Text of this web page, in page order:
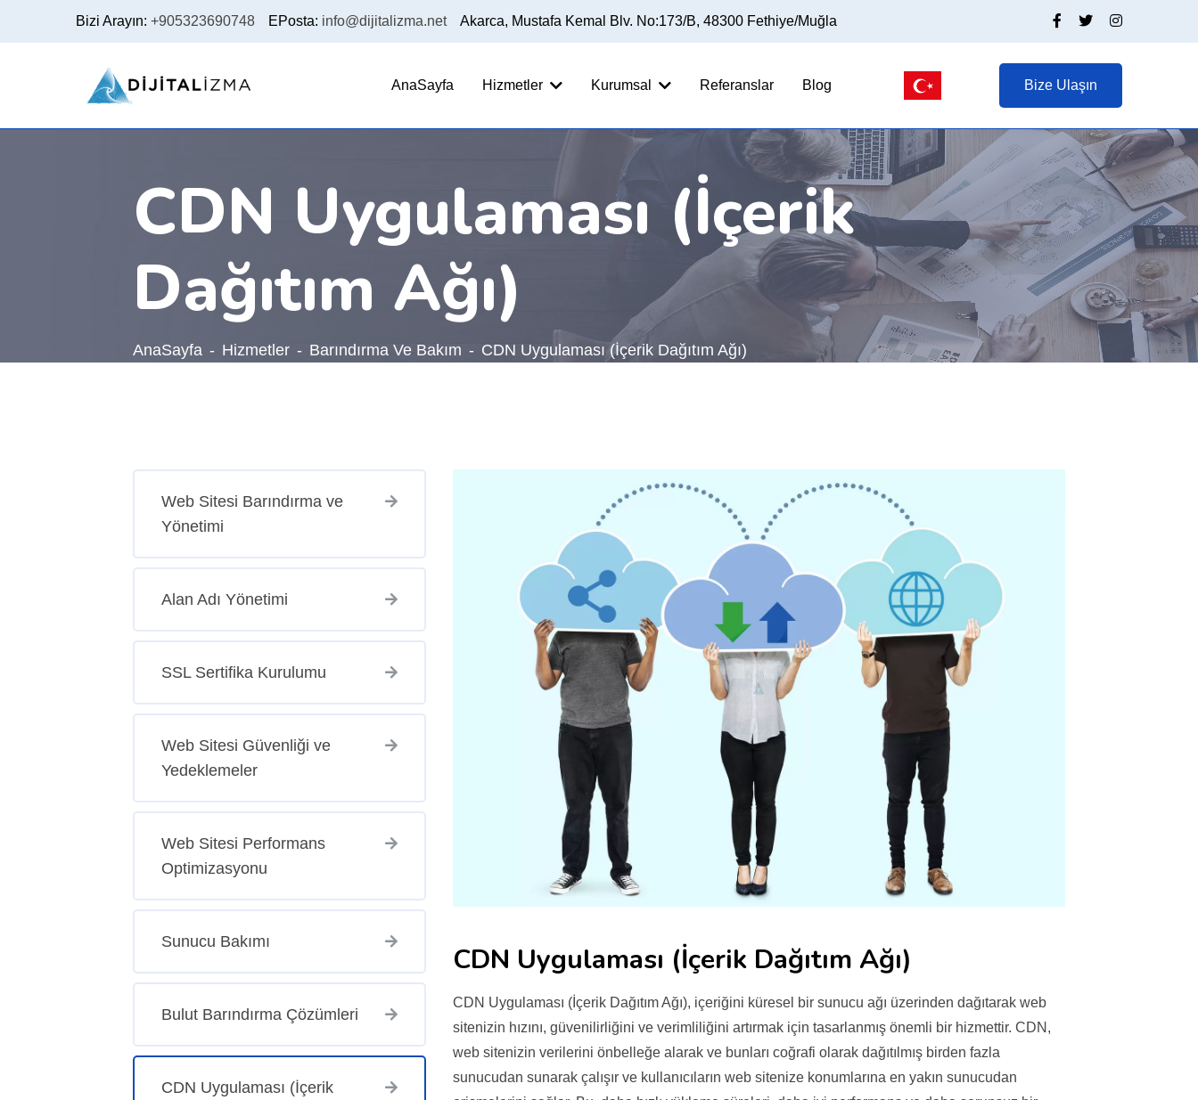
Bizi Arayın: +905323690748 EPosta: info@dijitalizma.net Akarca, Mustafa Kemal Blv. No:173/B, 48300 Fethiye/Muğla
AnaSayfa Hizmetler Kurumsal Referanslar Blog Bize Ulaşın
CDN Uygulaması (İçerik
Dağıtım Ağı)
AnaSayfa Hizmetler Barındırma Ve Bakım CDN Uygulaması (İçerik Dağıtım Ağı)
Web Sitesi Barındırma ve
Yönetimi
Alan Adı Yönetimi
SSL Sertifika Kurulumu
Web Sitesi Güvenliği ve
Yedeklemeler
Web Sitesi Performans
Optimizasyonu
Sunucu Bakımı
Bulut Barındırma Çözümleri
CDN Uygulaması (İçerik
CDN Uygulaması (İçerik Dağıtım Ağı)
CDN Uygulaması (İçerik Dağıtım Ağı), içeriğini küresel bir sunucu ağı üzerinden dağıtarak web
sitenizin hızını, güvenilirliğini ve verimliliğini artırmak için tasarlanmış önemli bir hizmettir. CDN,
web sitenizin verilerini önbelleğe alarak ve bunları coğrafi olarak dağıtılmış birden fazla
sunucudan sunarak çalışır ve kullanıcıların web sitenize konumlarına en yakın sunucudan